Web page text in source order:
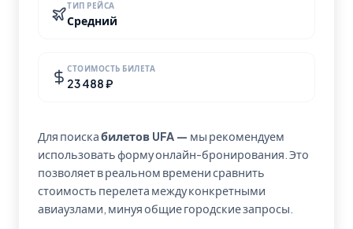
ТИП РЕЙСА
Средний
СТОИМОСТЬ БИЛЕТА
23 488 ₽
Для поискабилетов UFA — мы рекомендуем
использовать форму онлайн-бронирования. Это
позволяет в реальном времени сравнить
стоимость перелета между конкретными
авиаузлами, минуя общие городские запросы.